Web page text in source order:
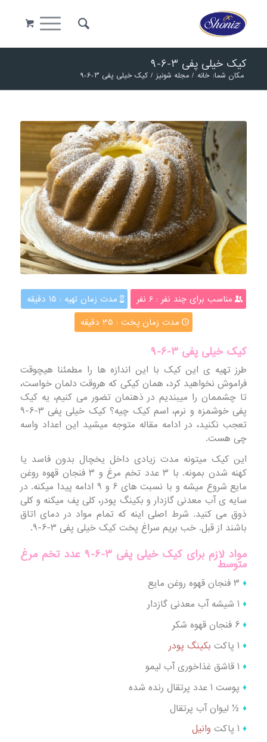
کیک خیلی پفی 3-6-9
مکان شما: خانه / مجله شونیز / کیک خیلی پفی 3-6-9
مناسب برای چند نفر : 6 نفر
مدت زمان تهیه : 15 دقیقه
مدت زمان پخت : 35 دقیقه
کیک خیلی پفی 3-6-9
طرز تهیه ی این کیک با این اندازه ها را مطمئنا هیچوقت
فراموش نخواهید کرد، همان کیکی که هروقت دلمان خواست،
تا چشممان را میبندیم در ذهنمان تضور می کنیم، یه کیک
پفی خوشمزه و نرم، اسم کیک چیه؟ کیک خیلی پفی 3-6-9
تعجب نکنید، در ادامه مقاله متوجه میشید این اعداد واسه
چی هست.
این کیک میتونه مدت زیادی داخل یخچال بدون فاسد یا
کهنه شدن بمونه. با 3 عدد تخم مرغ و 3 فنجان قهوه روغن
مایع شروع میشه و با نسبت های 6 و 9 ادامه پیدا میکنه. در
سایه ی آب معدنی گازدار و بکینگ پودر، کلی پف میکنه و کلی
ذوق می کنید. شرط اصلی اینه که تمام مواد در دمای اتاق
باشند از قبل. خب بریم سراغ پخت کیک خیلی پفی 3-6-9.
مواد لازم برای کیک خیلی پفی 3-6-9 عدد تخم مرغ
متوسط
♦3 فنجان قهوه روغن مایع
♦ 1 شیشه آب معدنی گازدار
♦ 6 فنجان قهوه شکر
♦ 1 پاکت
بکینگ پودر
♦ 1 قاشق غذاخوری آب لیمو
♦ پوست 1 عدد پرتقال رنده شده
♦ ½ لیوان آب پرتقال
♦ 1 پاکت
وانیل